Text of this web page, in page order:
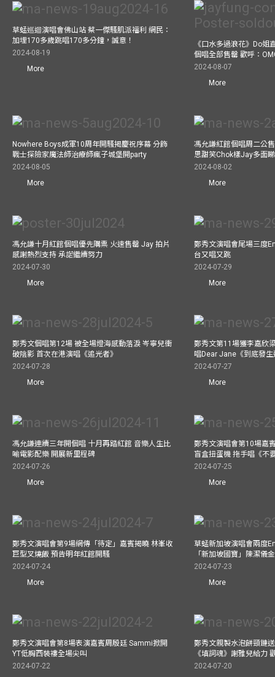
草蜢巡迴演唱會佛山站 蔡一傑騷肌派福利 網民：
加埋170多歲跳唱170多分鐘，誠意！
2024-08-19
More
《口水多過浪花》Do姐
個唱全部售罄 歡呼：
2024-08-07
More
Nowhere Boys成軍10周年開騷揭慶祝序幕 分飾
戰士探險家魔法師治療師瘋子城堡開party
2024-08-05
More
馮允謙紅館個唱周二公
思甜笑Chok樣Jay多面睇
2024-08-02
More
馮允謙十月紅館個唱優先購票 火速售罄 Jay 拍片
感謝熱烈支持 承諾繼續努力
2024-07-30
More
鄭秀文演唱會尾場三度
台又唱又跳
2024-07-29
More
鄭秀文個唱第12場 被全場燈海感動落淚 岑寧兒衝
破陰影 首次在港演唱《追光者》
2024-07-28
More
鄭秀文第11場獲李嘉欣
唱Dear Jane《到底發
2024-07-27
More
馮允謙連續三年開個唱 十月再踏紅館 音樂人生比
喻電影配樂 開展新里程碑
2024-07-26
More
鄭秀文演唱會第10場嘉
盲盒扭蛋機 拖手唱《不
2024-07-25
More
鄭秀文演唱會第9場網傳「待定」嘉賓揭曉 林峯收
巨型叉燒飯 預告明年紅館開騷
2024-07-24
More
草蜢新加坡演唱會兩度
「新加坡國寶」陳潔儀
2024-07-23
More
鄭秀文演唱會第8場表演嘉賓周殷廷 Sammi掀開
YT低胸西裝褸全場尖叫
2024-07-22
鄭秀文親製水泡餅頸鏈
《填詞魂》謝雅兒給力
2024-07-20